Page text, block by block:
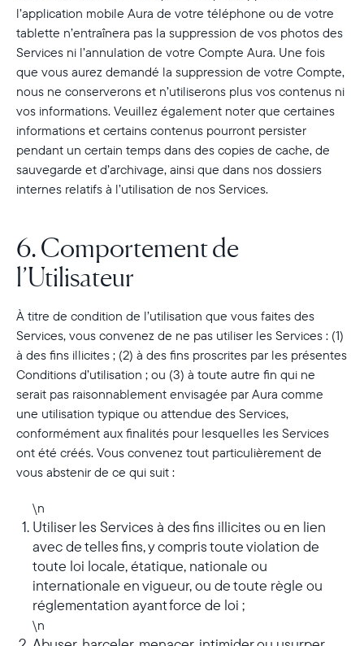
Sélectionnez votre localisation
France
Choisir la langue:
Continuer
l’application mobile Aura de votre téléphone ou de votre
tablette n’entraînera pas la suppression de vos photos des
Services ni l’annulation de votre Compte Aura. Une fois
que vous aurez demandé la suppression de votre Compte,
nous ne conserverons et n’utiliserons plus vos contenus ni
vos informations. Veuillez également noter que certaines
informations et certains contenus pourront persister
pendant un certain temps dans des copies de cache, de
sauvegarde et d’archivage, ainsi que dans nos dossiers
internes relatifs à l’utilisation de nos Services.
6. Comportement de
l’Utilisateur
À titre de condition de l’utilisation que vous faites des
Services, vous convenez de ne pas utiliser les Services : (1)
à des fins illicites ; (2) à des fins proscrites par les présentes
Conditions d’utilisation ; ou (3) à toute autre fin qui ne
serait pas raisonnablement envisagée par Aura comme
une utilisation typique ou attendue des Services,
conformément aux finalités pour lesquelles les Services
ont été créés. Vous convenez tout particulièrement de
vous abstenir de ce qui suit :
\n
Utiliser les Services à des fins illicites ou en lien
avec de telles fins, y compris toute violation de
toute loi locale, étatique, nationale ou
internationale en vigueur, ou de toute règle ou
réglementation ayant force de loi ;
\n